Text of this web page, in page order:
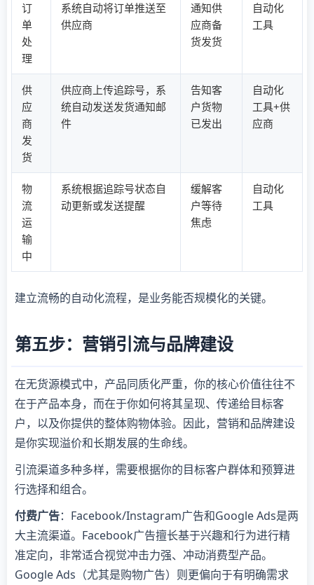
订
单
处
理
系统自动将订单推送至
供应商
通知供
应商备
货发货
自动化
工具
供
应
商
发
货
供应商上传追踪号，系
统自动发送发货通知邮
件
告知客
户货物
已发出
自动化
工具+供
应商
物
流
运
输
中
系统根据追踪号状态自
动更新或发送提醒
缓解客
户等待
焦虑
自动化
工具
建立流畅的自动化流程，是业务能否规模化的关键。
第五步：营销引流与品牌建设
在无货源模式中，产品同质化严重，你的核心价值往往不
在于产品本身，而在于你如何将其呈现、传递给目标客
户，以及你提供的整体购物体验。因此，营销和品牌建设
是你实现溢价和长期发展的生命线。
引流渠道多种多样，需要根据你的目标客户群体和预算进
行选择和组合。
付费广告：Facebook/Instagram广告和Google Ads是两
大主流渠道。Facebook广告擅长基于兴趣和行为进行精
准定向，非常适合视觉冲击力强、冲动消费型产品。
Google Ads（尤其是购物广告）则更偏向于有明确需求